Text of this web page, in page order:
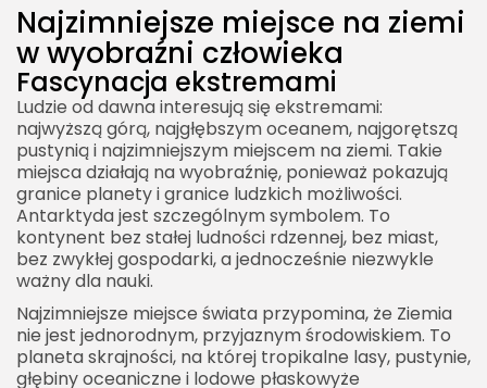
Najzimniejsze miejsce na ziemi
w wyobraźni człowieka
Fascynacja ekstremami
Ludzie od dawna interesują się ekstremami:
najwyższą górą, najgłębszym oceanem, najgorętszą
pustynią i najzimniejszym miejscem na ziemi. Takie
miejsca działają na wyobraźnię, ponieważ pokazują
granice planety i granice ludzkich możliwości.
Antarktyda jest szczególnym symbolem. To
kontynent bez stałej ludności rdzennej, bez miast,
bez zwykłej gospodarki, a jednocześnie niezwykle
ważny dla nauki.
Najzimniejsze miejsce świata przypomina, że Ziemia
nie jest jednorodnym, przyjaznym środowiskiem. To
planeta skrajności, na której tropikalne lasy, pustynie,
głębiny oceaniczne i lodowe płaskowyże